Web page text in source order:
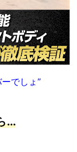
でしょ”
...